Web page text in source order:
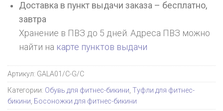
Доставка в пункт выдачи заказа – бесплатно,
завтра
Хранение в ПВЗ до 5 дней. Адреса ПВЗ можно
найти на карте пунктов выдачи
Артикул: GALA01/C-G/C
Категории: Обувь для фитнес-бикини Туфли для фитнес-
бикини Босоножки для фитнес-бикини